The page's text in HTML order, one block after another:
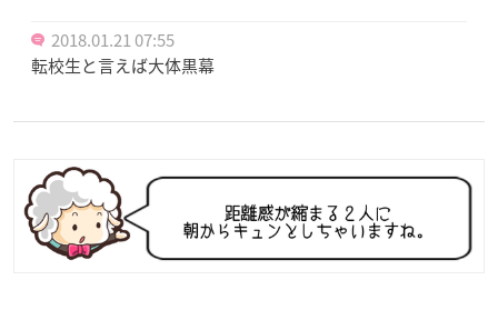
2018.01.21 07:55
転校生と言えば大体黒幕